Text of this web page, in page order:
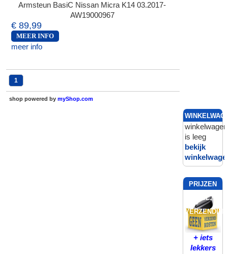
Armsteun BasiC Nissan Micra K14 03.2017-
AW19000967
€ 89,99
MEER INFO
meer info
1
shop powered by myShop.com
winkelwagen
is leeg
bekijk
PRIJZEN
INCL.
VERZENDING
+ iets
lekkers